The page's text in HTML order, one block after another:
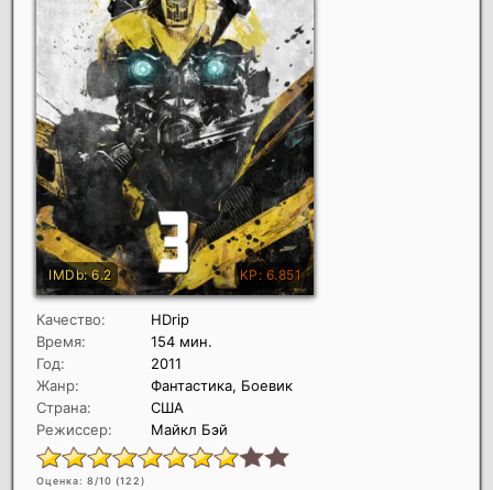
Качество:
HDrip
Время:
154 мин.
Год:
2011
Жанр:
Фантастика, Боевик
Страна:
США
Режиссер:
Майкл Бэй
Оценка: 8/10 (122)